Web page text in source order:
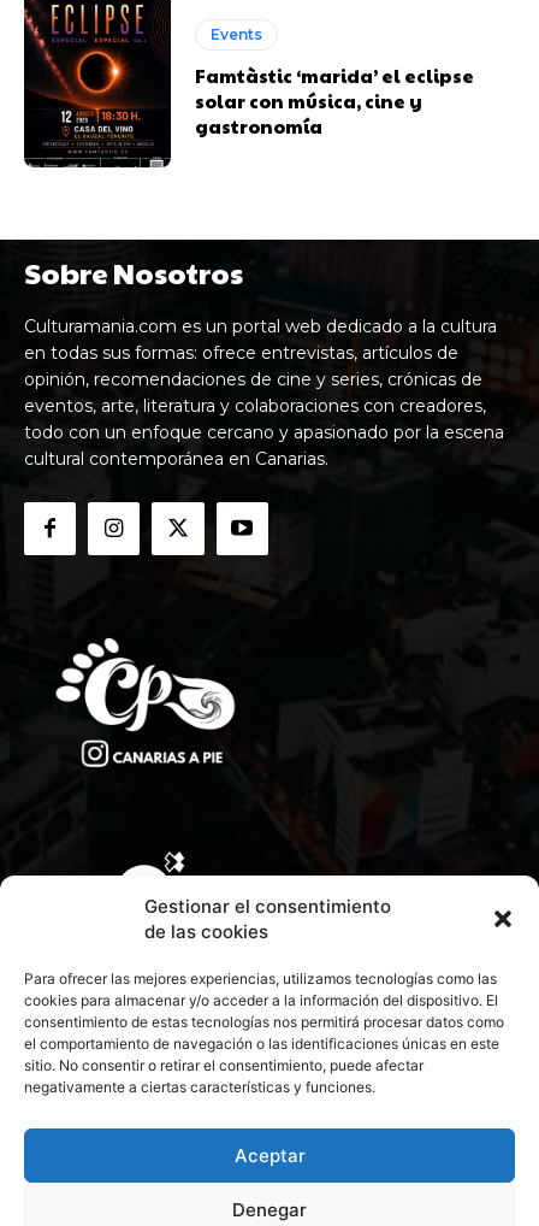
Gestionar el consentimiento
de las cookies
Para ofrecer las mejores experiencias, utilizamos tecnologías como las
cookies para almacenar y/o acceder a la información del dispositivo. El
consentimiento de estas tecnologías nos permitirá procesar datos como
el comportamiento de navegación o las identificaciones únicas en este
sitio. No consentir o retirar el consentimiento, puede afectar
negativamente a ciertas características y funciones.
Aceptar
Denegar
Events
Famtàstic ‘marida’ el eclipse
solar con música, cine y
gastronomía
Sobre Nosotros
Culturamania.com es un portal web dedicado a la cultura
en todas sus formas: ofrece entrevistas, artículos de
opinión, recomendaciones de cine y series, crónicas de
eventos, arte, literatura y colaboraciones con creadores,
todo con un enfoque cercano y apasionado por la escena
cultural contemporánea en Canarias.
CONTACTA CON NOSOTROS